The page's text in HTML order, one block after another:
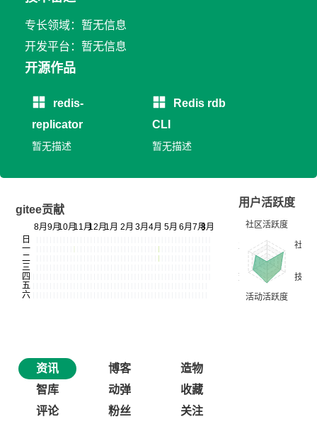
专长领域：暂无信息
开发平台：暂无信息
开源作品
redis-
replicator
暂无描述
Redis rdb
CLI
暂无描述
gitee贡献
用户活跃度
资讯 博客
造物
智库
动弹
收藏
评论
粉丝 关注